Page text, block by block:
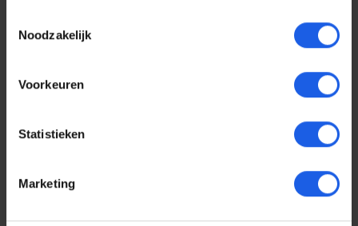
Noodzakelijk
Voorkeuren
Statistieken
Marketing